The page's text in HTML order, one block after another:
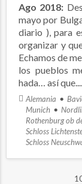
Ago 2018:
mayo por
diario ), para
organizar y
Echamos de
los pueblos
hada… así que......
Alemania
Munich
Rothenburg ob
Schloss
Schloss